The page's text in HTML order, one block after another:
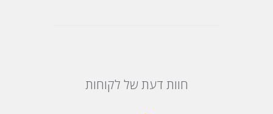
חוות דעת של לקוחות